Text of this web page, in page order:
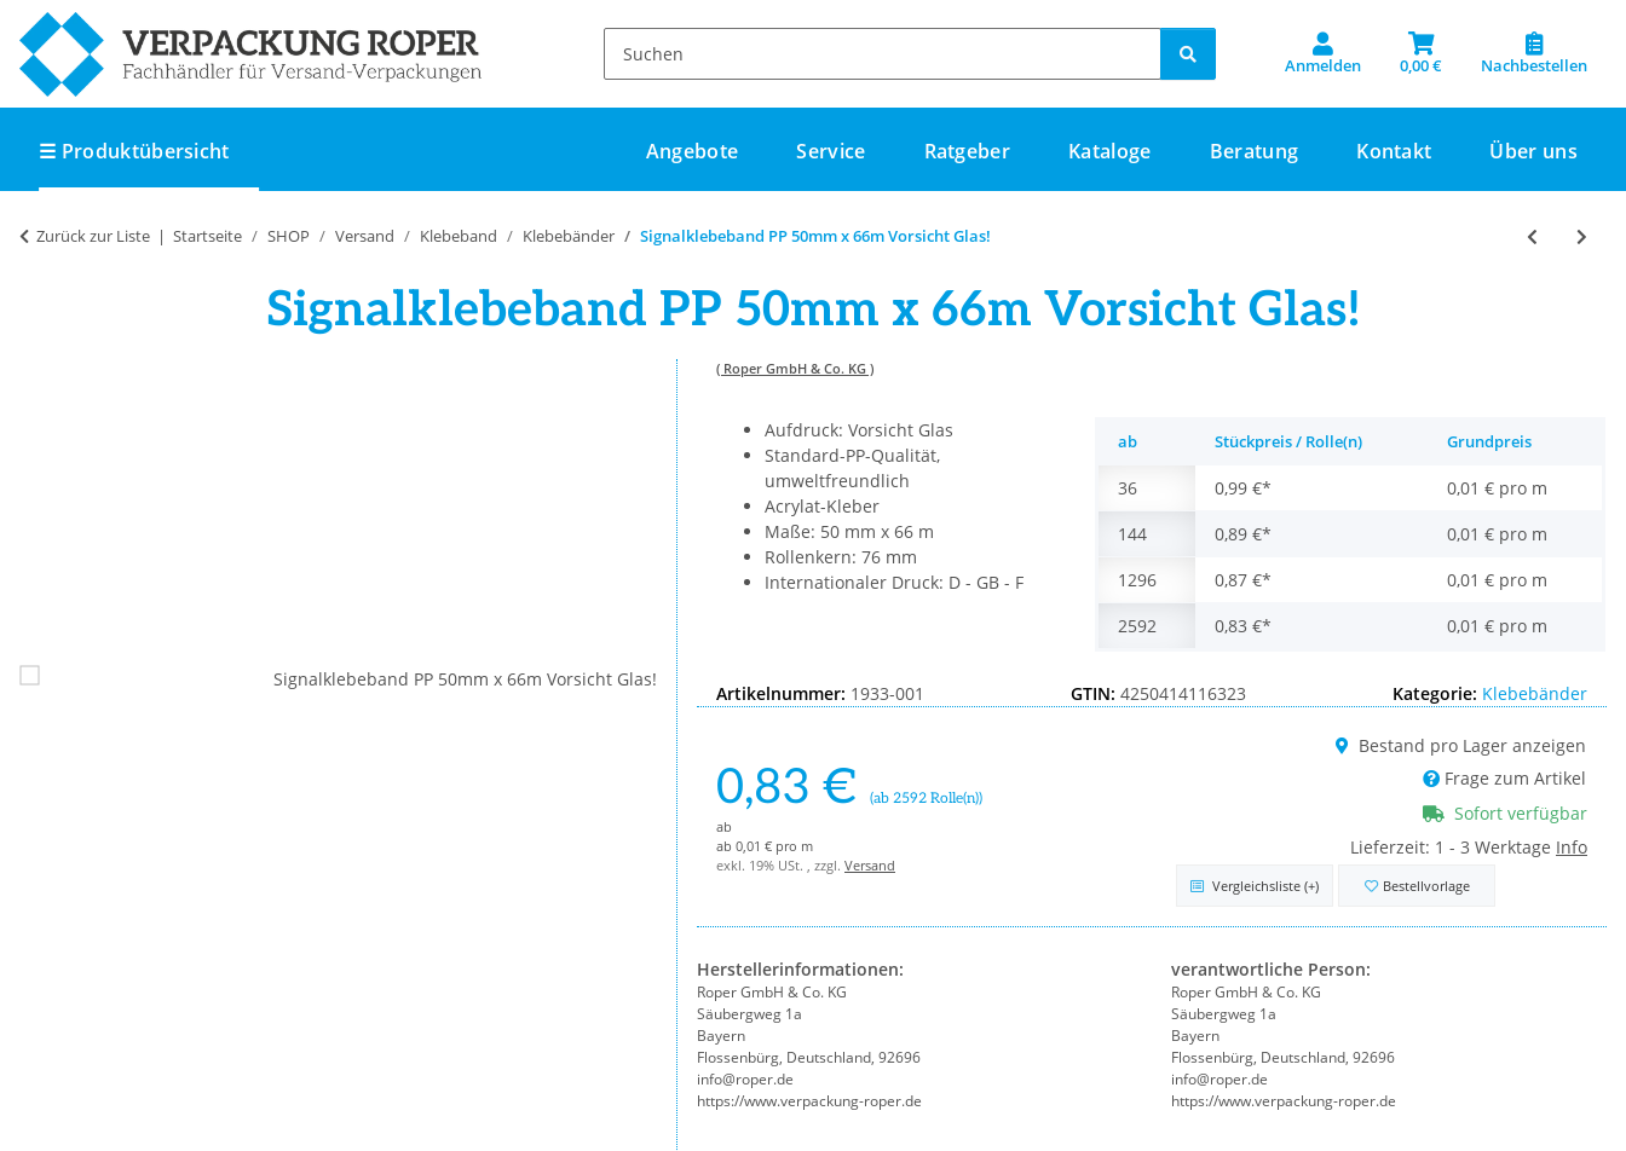
Anmelden 0,00 € Nachbestellen
☰ Produktübersicht Angebote Service Ratgeber Kataloge Beratung Kontakt Über uns
Zurück zur Liste Startseite SHOP Versand Klebeband Klebebänder Signalklebeband PP 50mm x 66m Vorsicht Glas!
Signalklebeband PP 50mm x 66m Vorsicht Glas!
( Roper GmbH & Co. KG )
Aufdruck: Vorsicht Glas
Standard-PP-Qualität,
umweltfreundlich
Acrylat-Kleber
Maße: 50 mm x 66 m
Rollenkern: 76 mm
Internationaler Druck: D - GB - F
ab Stückpreis / Rolle(n) Grundpreis
36 0,99 €*
0,01 € pro m
144
0,89 €*
0,01 € pro m
1296
0,87 €*
0,01 € pro m
2592
0,83 €* 0,01 € pro m
Artikelnummer: 1933-001 GTIN: 4250414116323 Kategorie: Klebebänder
0,83 €
(ab 2592 Rolle(n))
ab
ab 0,01 € pro m
exkl. 19% USt. , zzgl. Versand
Bestand pro Lager anzeigen
Frage zum Artikel
Sofort verfügbar
Lieferzeit: 1 - 3 Werktage Info
Vergleichsliste (+) Bestellvorlage
Herstellerinformationen:
Roper GmbH & Co. KG
Säubergweg 1a
Bayern
Flossenbürg, Deutschland, 92696
info@roper.de
https://www.verpackung-roper.de
verantwortliche Person:
Roper GmbH & Co. KG
Säubergweg 1a
Bayern
Flossenbürg, Deutschland, 92696
info@roper.de
https://www.verpackung-roper.de